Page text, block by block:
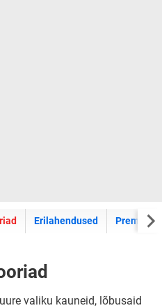
Erilahendused Premium
valiku kauneid, lõbusaid